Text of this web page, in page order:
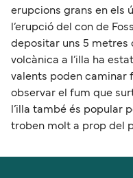
erupcions grans en els
l’erupció del con de
depositar uns 5 metres
volcànica a l’illa ha
valents poden caminar
observar el fum que
l’illa també és popular
troben molt a prop del